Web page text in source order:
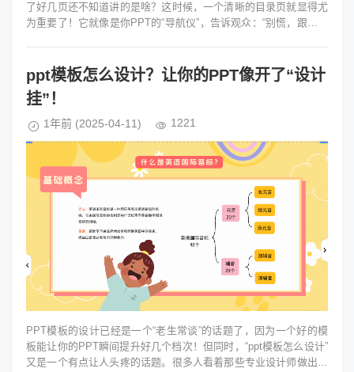
了好几页还不知道讲的是啥？这时候，一个清晰的目录页就显得尤
为重要了！它就像是你PPT的“导航仪”，告诉观众：“别慌，跟着我
ppt模板怎么设计？让你的PPT像开了“设计
挂”！
1年前 (2025-04-11) 1221
PPT模板的设计已经是一个“老生常谈”的话题了，因为一个好的模
板能让你的PPT瞬间提升好几个档次！但同时，“ppt模板怎么设计”
又是一个有点让人头疼的话题。很多人看着那些专业设计师做出来